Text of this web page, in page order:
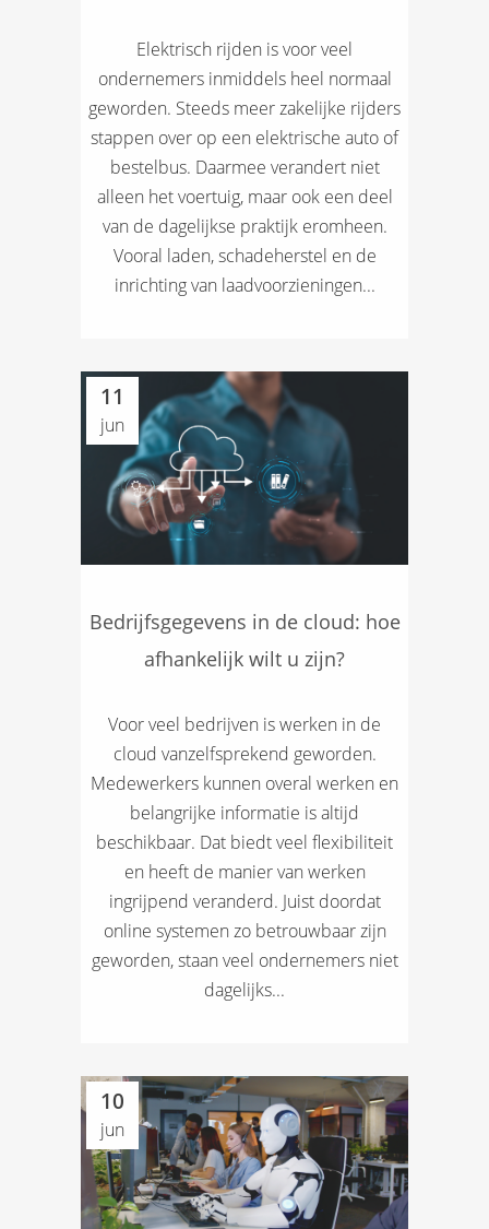
Elektrisch rijden is voor veel
ondernemers inmiddels heel normaal
geworden. Steeds meer zakelijke rijders
stappen over op een elektrische auto of
bestelbus. Daarmee verandert niet
alleen het voertuig, maar ook een deel
van de dagelijkse praktijk eromheen.
Vooral laden, schadeherstel en de
inrichting van laadvoorzieningen...
11
jun
Bedrijfsgegevens in de cloud: hoe
afhankelijk wilt u zijn?
Voor veel bedrijven is werken in de
cloud vanzelfsprekend geworden.
Medewerkers kunnen overal werken en
belangrijke informatie is altijd
beschikbaar. Dat biedt veel flexibiliteit
en heeft de manier van werken
ingrijpend veranderd. Juist doordat
online systemen zo betrouwbaar zijn
geworden, staan veel ondernemers niet
dagelijks...
10
jun